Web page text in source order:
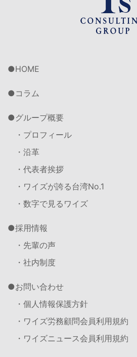
HOME
コラム
グループ概要
・プロフィール
・沿革
・代表者挨拶
・ワイズが誇る台湾No.1
・数字で見るワイズ
採用情報
・先輩の声
・社内制度
お問い合わせ
・個人情報保護方針
・ワイズ労務顧問会員利用規約
・ワイズニュース会員利用規約